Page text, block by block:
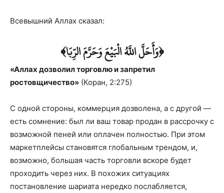
Всевышний Аллах сказал:
﴿وَأَحَلَّ اللَّهُ الْبَيْعَ وَحَرَّمَ الرِّبَا﴾
«Аллах дозволил торговлю и запретил
ростовщичество» (Коран, 2:275)
С одной стороны, коммерция дозволена, а с другой —
есть сомнение: был ли ваш товар продан в рассрочку с
возможной пеней или оплачен полностью. При этом
маркетплейсы становятся глобальным трендом, и,
возмож­но, большая часть торговли вскоре будет
проходить через них. В похожих ситуациях
постановление шариата нередко послабля­ется,